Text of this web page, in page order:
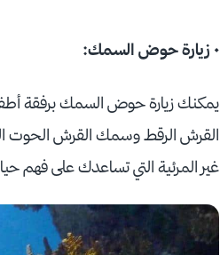
• زيارة حوض السمك:
يمكنك زيارة حوض السمك برفقة
غير المرئية التي تساعدك على فهم